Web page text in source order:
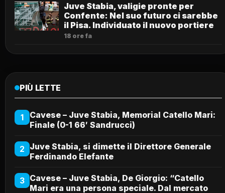
Juve Stabia, valigie pronte per
Confente: Nel suo futuro ci sarebbe
il Pisa. Individuato il nuovo portiere
18 ore fa
PIÙ LETTE
1
Cavese – Juve Stabia, Memorial Catello Mari:
Finale (0-1 66′ Sandrucci)
2 Juve Stabia, si dimette il Direttore Generale
Ferdinando Elefante
3 Cavese – Juve Stabia, De Giorgio: “Catello
Mari era una persona speciale. Dal mercato